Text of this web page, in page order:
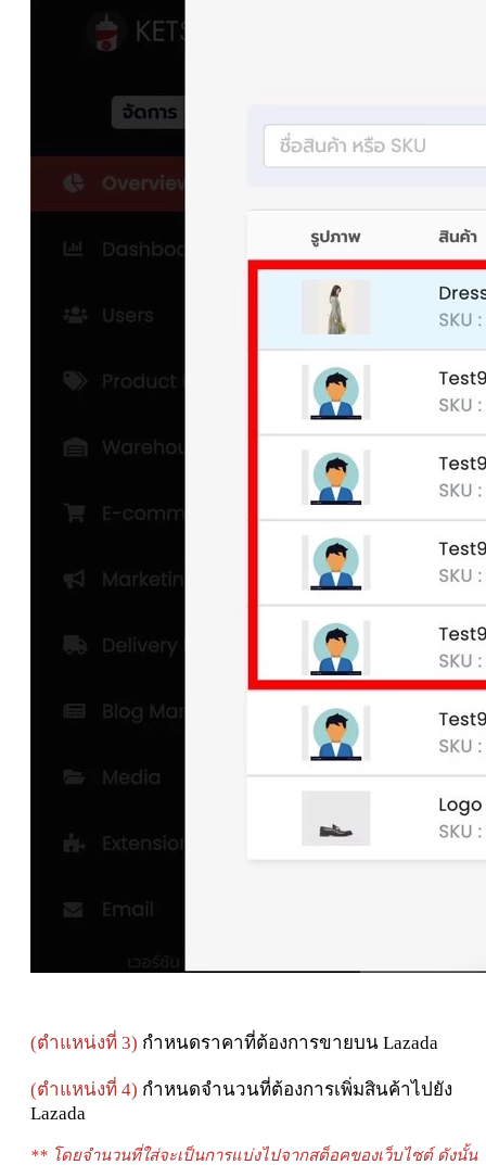
(ตำแหน่งที่ 3) กำหนดราคาที่ต้องการขายบน Lazada
(ตำแหน่งที่ 4) กำหนดจำนวนที่ต้องการเพิ่มสินค้าไปยัง
Lazada
** โดยจำนวนที่ใส่จะเป็นการแบ่งไปจากสต็อคของเว็บไซต์ ดังนั้น